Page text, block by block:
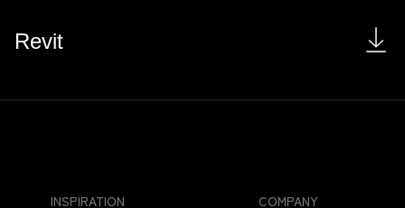
Revit
INSPIRATION
COMPANY